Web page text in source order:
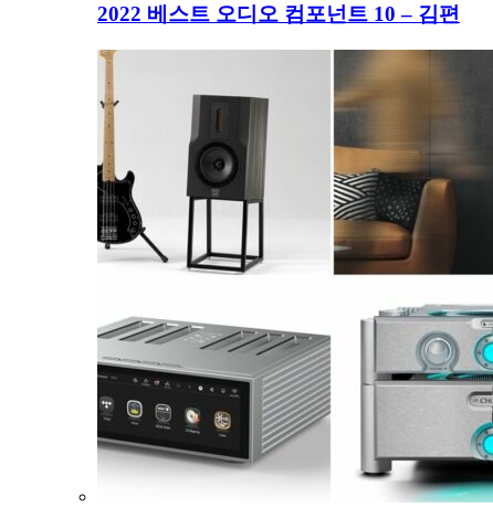
2022 베스트 오디오 컴포넌트 10 – 김편